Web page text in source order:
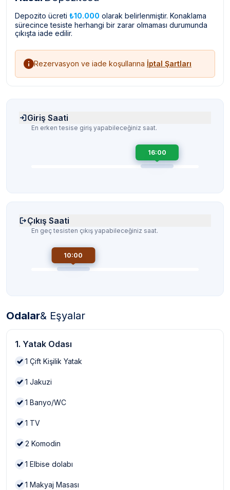
Depozito ücreti ₺10.000 olarak belirlenmiştir. Konaklama
sürecince tesiste herhangi bir zarar olmaması durumunda
çıkışta iade edilir.
Rezervasyon ve iade koşullarına İptal Şartları
Giriş Saati
En erken tesise giriş yapabileceğiniz saat.
16:00
Çıkış Saati
En geç tesisten çıkış yapabileceğiniz saat.
10:00
Odalar& Eşyalar
1. Yatak Odası
1 Çift Kişilik Yatak
1 Jakuzi
1 Banyo/WC
1 TV
2 Komodin
1 Elbise dolabı
1 Makyaj Masası